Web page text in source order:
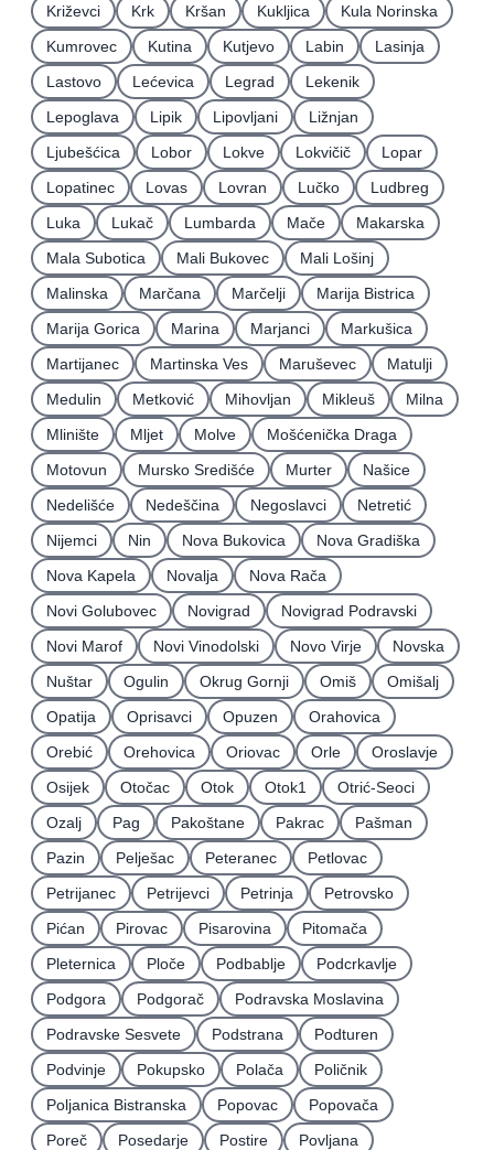
Križevci
Krk Kršan Kukljica
Kula Norinska
Kumrovec
Kutina Kutjevo Labin
Lasinja
Lastovo
Lećevica Legrad
Lekenik
Lepoglava
Lipik Lipovljani
Ližnjan
Ljubešćica
Lobor Lokve Lokvičič
Lopar
Lopatinec
Lovas Lovran Lučko
Ludbreg
Luka
Lukač Lumbarda Mače
Makarska
Mala Subotica
Mali Bukovec
Mali Lošinj
Malinska
Marčana Marčelji
Marija Bistrica
Marija Gorica
Marina Marjanci
Markušica
Martijanec
Martinska Ves Maruševec
Matulji
Medulin
Metković Mihovljan Mikleuš
Milna
Mlinište
Mljet Molve
Mošćenička Draga
Motovun
Mursko Središće Murter
Našice
Nedelišće
Nedeščina Negoslavci
Netretić
Nijemci
Nin Nova Bukovica
Nova Gradiška
Nova Kapela
Novalja
Nova Rača
Novi Golubovec
Novigrad
Novigrad Podravski
Novi Marof
Novi Vinodolski Novo Virje
Novska
Nuštar
Ogulin Okrug Gornji Omiš
Omišalj
Opatija
Oprisavci Opuzen
Orahovica
Orebić
Orehovica Oriovac Orle
Oroslavje
Osijek
Otočac Otok Otok1
Otrić-Seoci
Ozalj
Pag Pakoštane Pakrac
Pašman
Pazin
Pelješac Peteranec
Petlovac
Petrijanec
Petrijevci Petrinja
Petrovsko
Pićan
Pirovac Pisarovina
Pitomača
Pleternica
Ploče Podbablje
Podcrkavlje
Podgora
Podgorač
Podravska Moslavina
Podravske Sesvete
Podstrana
Podturen
Podvinje
Pokupsko Polača
Poličnik
Poljanica Bistranska
Popovac
Popovača
Poreč
Posedarje Postire
Povljana